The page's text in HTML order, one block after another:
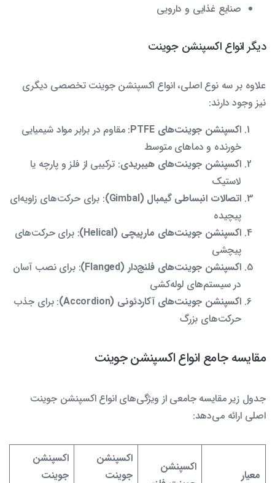
صنایع غذایی و دارویی
دیگر انواع اکسپنشن جوینت
علاوه بر سه نوع اصلی، انواع اکسپنشن جوینت‌ تخصصی دیگری
نیز وجود دارند:
اکسپنشن جوینت‌های PTFE
: مقاوم در برابر مواد شیمیایی
خورنده و دماهای متوسط
اکسپنشن جوینت‌های هیبریدی: ترکیبی از فلز و پارچه یا
لاستیک
اتصالات انبساطی گیمبال (Gimbal)
: برای حرکت‌های زاویه‌ای
پیچیده
اکسپنشن جوینت‌های مارپیچی (Helical)
: برای حرکت‌های
پیچشی
اکسپنشن جوینت‌های فلنج‌دار (Flanged)
: برای نصب آسان
در سیستم‌های لوله‌کشی
اکسپنشن جوینت‌های آکاردئونی (Accordion)
: برای جذب
حرکت‌های بزرگ
مقایسه جامع انواع اکسپنشن جوینت‌
جدول زیر مقایسه جامعی از ویژگی‌های انواع اکسپنشن جوینت
اصلی ارائه می‌دهد:
معیار
اکسپنشن
اکسپنشن
جوینت
اکسپنشن
جوینت